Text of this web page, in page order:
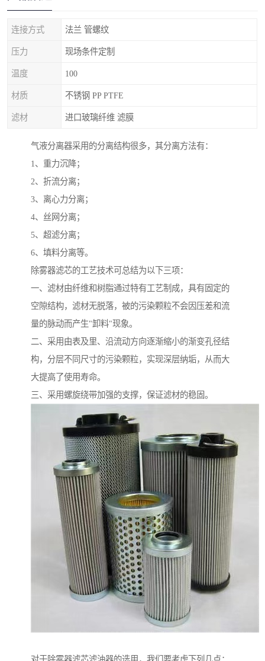
连接方式 法兰 管螺纹
压力 现场条件定制
温度 100
材质 不锈钢 PP PTFE
滤材 进口玻璃纤维 滤膜
气液分离器采用的分离结构很多，其分离方法有：
1、重力沉降；
2、折流分离；
3、离心力分离；
4、丝网分离；
5、超滤分离；
6、填料分离等。
除雾器滤芯的工艺技术可总结为以下三项：
一、滤材由纤维和树脂通过特有工艺制成，具有固定的
空隙结构，滤材无脱落，被的污染颗粒不会因压差和流
量的脉动而产生"卸料"现象。
二、采用由表及里、沿流动方向逐渐缩小的渐变孔径结
构，分层不同尺寸的污染颗粒，实现深层纳垢，从而大
大提高了使用寿命。
三、采用螺旋绕带加强的支撑，保证滤材的稳固。